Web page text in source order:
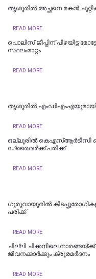
തൃശൂരിൽ അച്ഛനെ മകൻ
READ MORE
പൊലിസ് ജീപ്പിന് പിഴയിട്ട
സ്ഥലംമാറ്റം
READ MORE
തൃ​ശൂ​രി​ൽ എം​ഡി​എം​എ​യു​മാ​യി
READ MORE
ഒല്ലൂരിൽ കെഎസ്ആർടിസി ബസ്
ഡ്രൈവർക്ക് പരിക്ക്
READ MORE
ഗുരുവായൂരിൽ
പരിക്ക്
READ MORE
ചില്ലി ചിക്കനിലെ
ജീവനക്കാർക്കും ക്രൂരമർദനം
READ MORE